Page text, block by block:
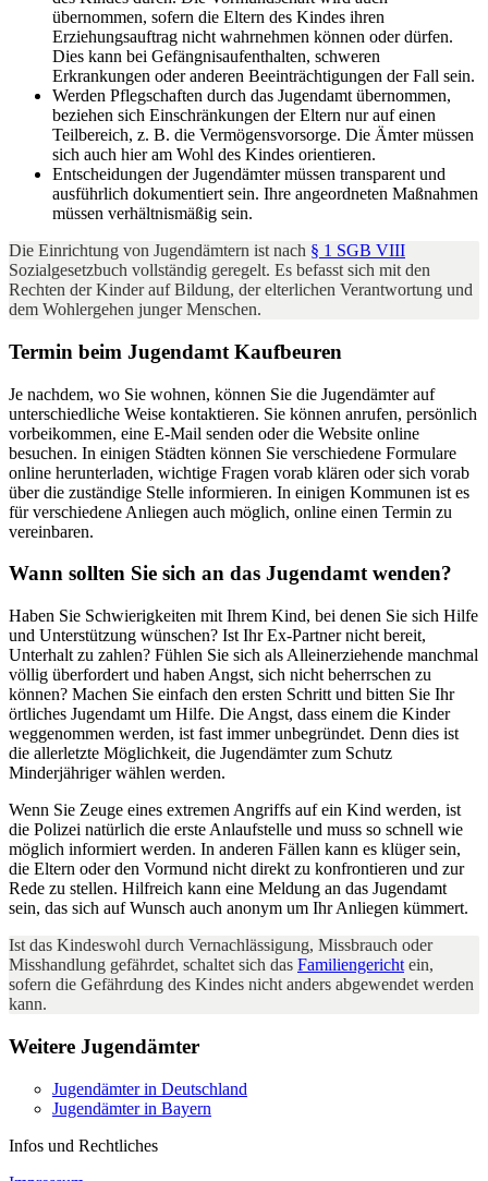
übernommen, sofern die Eltern des Kindes ihren
Erziehungsauftrag nicht wahrnehmen können oder dürfen.
Dies kann bei Gefängnisaufenthalten, schweren
Erkrankungen oder anderen Beeinträchtigungen der Fall sein.
Werden Pflegschaften durch das Jugendamt übernommen,
beziehen sich Einschränkungen der Eltern nur auf einen
Teilbereich, z. B. die Vermögensvorsorge. Die Ämter müssen
sich auch hier am Wohl des Kindes orientieren.
Entscheidungen der Jugendämter müssen transparent und
ausführlich dokumentiert sein. Ihre angeordneten Maßnahmen
müssen verhältnismäßig sein.
Die Einrichtung von Jugendämtern ist nach § 1 SGB VIII
Sozialgesetzbuch vollständig geregelt. Es befasst sich mit den
Rechten der Kinder auf Bildung, der elterlichen Verantwortung und
dem Wohlergehen junger Menschen.
Termin beim Jugendamt Kaufbeuren
Je nachdem, wo Sie wohnen, können Sie die Jugendämter auf
unterschiedliche Weise kontaktieren. Sie können anrufen, persönlich
vorbeikommen, eine E-Mail senden oder die Website online
besuchen. In einigen Städten können Sie verschiedene Formulare
online herunterladen, wichtige Fragen vorab klären oder sich vorab
über die zuständige Stelle informieren. In einigen Kommunen ist es
für verschiedene Anliegen auch möglich, online einen Termin zu
vereinbaren.
Wann sollten Sie sich an das Jugendamt wenden?
Haben Sie Schwierigkeiten mit Ihrem Kind, bei denen Sie sich Hilfe
und Unterstützung wünschen? Ist Ihr Ex-Partner nicht bereit,
Unterhalt zu zahlen? Fühlen Sie sich als Alleinerziehende manchmal
völlig überfordert und haben Angst, sich nicht beherrschen zu
können? Machen Sie einfach den ersten Schritt und bitten Sie Ihr
örtliches Jugendamt um Hilfe. Die Angst, dass einem die Kinder
weggenommen werden, ist fast immer unbegründet. Denn dies ist
die allerletzte Möglichkeit, die Jugendämter zum Schutz
Minderjähriger wählen werden.
Wenn Sie Zeuge eines extremen Angriffs auf ein Kind werden, ist
die Polizei natürlich die erste Anlaufstelle und muss so schnell wie
möglich informiert werden. In anderen Fällen kann es klüger sein,
die Eltern oder den Vormund nicht direkt zu konfrontieren und zur
Rede zu stellen. Hilfreich kann eine Meldung an das Jugendamt
sein, das sich auf Wunsch auch anonym um Ihr Anliegen kümmert.
Ist das Kindeswohl durch Vernachlässigung, Missbrauch oder
Misshandlung gefährdet, schaltet sich das Familiengericht ein,
sofern die Gefährdung des Kindes nicht anders abgewendet werden
kann.
Weitere Jugendämter
Jugendämter in Deutschland
Jugendämter in Bayern
Infos und Rechtliches